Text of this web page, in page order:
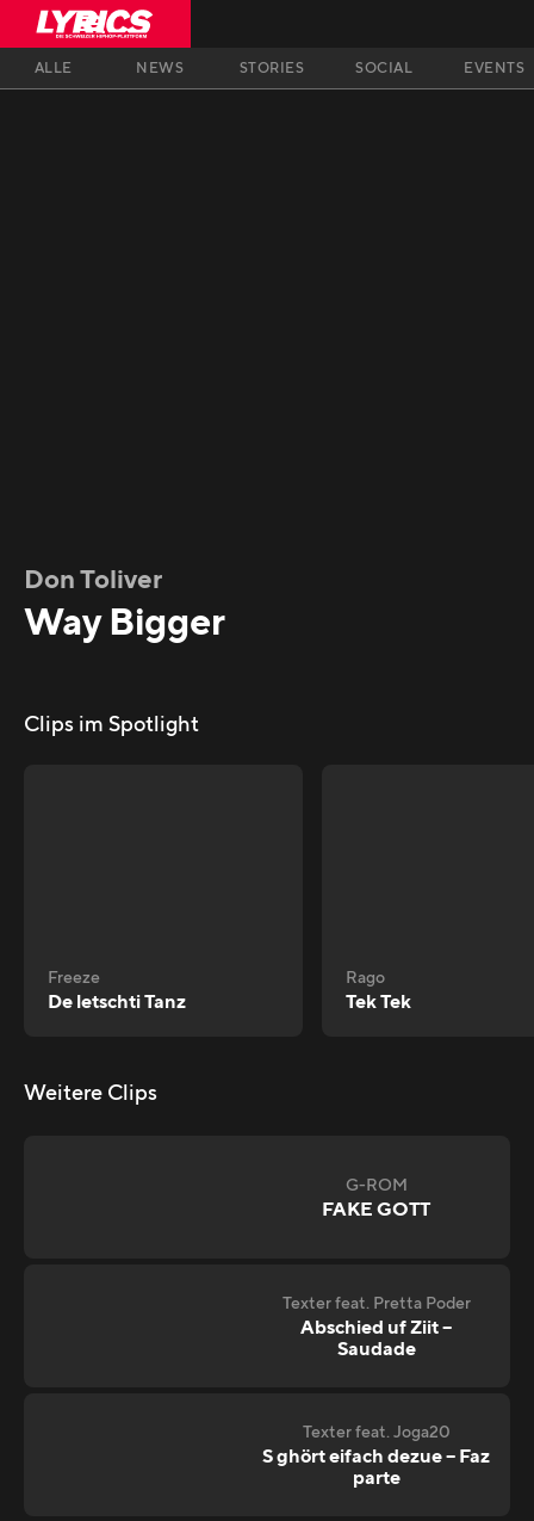
ALLE NEWS STORIES SOCIAL EVENTS
Don Toliver
Way Bigger
Clips im Spotlight
Freeze
De letschti Tanz
Rago
Tek Tek
Weitere Clips
G-ROM
FAKE GOTT
Texter feat. Pretta Poder
Abschied uf Ziit –
Saudade
Texter feat. Joga20
S ghört eifach dezue – Faz
parte